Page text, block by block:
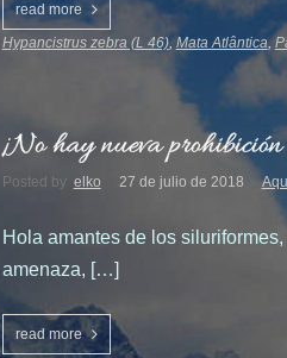
read more
Hypancistrus zebra (L 46), Mata Atlântica,
¡No hay nueva
Posted by elko 27 de julio de 2018
Hola amantes de los
amenaza, […]
read more